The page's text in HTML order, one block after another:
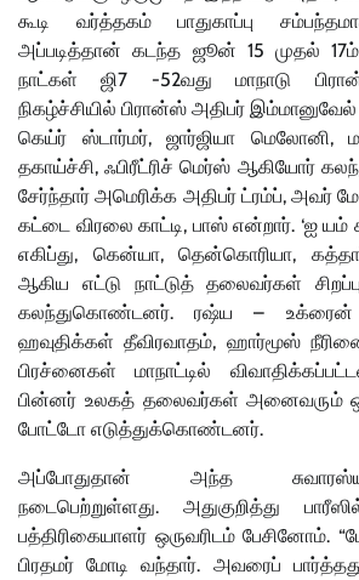
கூடி வர்த்தகம் பாதுகாப்பு
அப்படித்தான் கடந்த ஜூன் 15 முதல்
நாட்கள் ஜி7 -52வது மாநாடு
நிகழ்ச்சியில் பிரான்ஸ் அதிபர்
கெய்ர் ஸ்டார்மர், ஜார்ஜியா மெலோனி,
தகாய்ச்சி, ஃபிரீட்ரிச் மெர்ஸ் ஆகியோர்
சேர்ந்தார் அமெரிக்க அதிபர் ட்ரம்ப், அவர்
கட்டை விரலை காட்டி, பாஸ் என்றார். ‘ஐ யம்
எகிப்து, கென்யா, தென்கொரியா,
ஆகிய எட்டு நாட்டுத் தலைவர்கள்
கலந்துகொண்டனர். ரஷ்ய – உக்ரைன்
ஹவுதிக்கள் தீவிரவாதம், ஹார்மூஸ்
பிரச்னைகள் மாநாட்டில்
பின்னர் உலகத் தலைவர்கள் அனைவரும்
போட்டோ எடுத்துக்கொண்டனர்.
அப்போதுதான் அந்த
நடைபெற்றுள்ளது. அதுகுறித்து
பத்திரிகையாளர் ஒருவரிடம் பேசினோம்.
பிரதமர் மோடி வந்தார். அவரைப்